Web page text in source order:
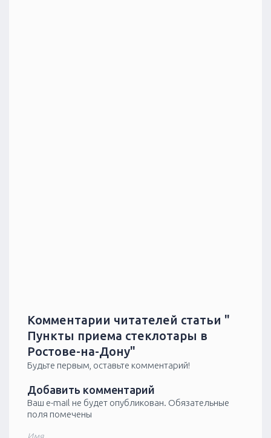
Комментарии читателей статьи "
Пункты приема стеклотары в
Ростове-на-Дону"
Будьте первым, оставьте комментарий!
Добавить комментарий
Ваш e-mail не будет опубликован. Обязательные
поля помечены